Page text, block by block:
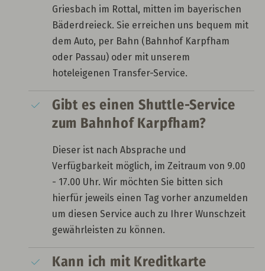
Griesbach im Rottal, mitten im bayerischen
Bäderdreieck. Sie erreichen uns bequem mit
dem Auto, per Bahn (Bahnhof Karpfham
oder Passau) oder mit unserem
hoteleigenen Transfer-Service.
Gibt es einen Shuttle-Service
zum Bahnhof Karpfham?
Dieser ist nach Absprache und
Verfügbarkeit möglich, im Zeitraum von 9.00
- 17.00 Uhr. Wir möchten Sie bitten sich
hierfür jeweils einen Tag vorher anzumelden
um diesen Service auch zu Ihrer Wunschzeit
gewährleisten zu können.
Kann ich mit Kreditkarte